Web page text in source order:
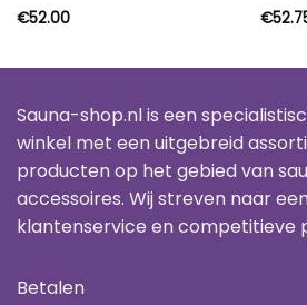
€52.00
€
Sauna-shop.nl is een
winkel met een uitgebreid
producten op het gebied van
accessoires. Wij streven naar
klantenservice en competitieve
Betalen